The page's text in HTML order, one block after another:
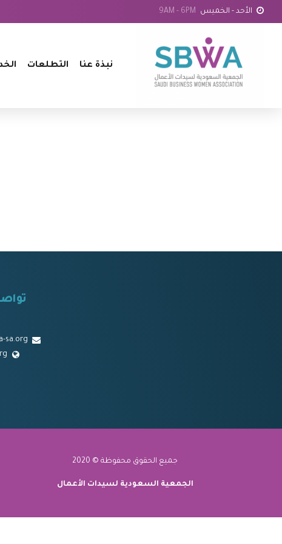
الأحد - الخميس 9AM - 6PM
نبذة عنا التطلعات
sa.org
جميع الحقوق محفوظة © 2020
الجمعية السعودية لسيدات الأعمال